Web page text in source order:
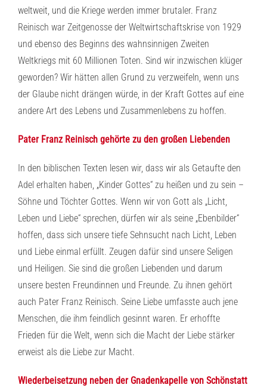
weltweit, und die Kriege werden immer brutaler. Franz
Reinisch war Zeitgenosse der Weltwirtschaftskrise von 1929
und ebenso des Beginns des wahnsinnigen Zweiten
Weltkriegs mit 60 Millionen Toten. Sind wir inzwischen klüger
geworden? Wir hätten allen Grund zu verzweifeln, wenn uns
der Glaube nicht drängen würde, in der Kraft Gottes auf eine
andere Art des Lebens und Zusammenlebens zu hoffen.
Pater Franz Reinisch gehörte zu den großen Liebenden
In den biblischen Texten lesen wir, dass wir als Getaufte den
Adel erhalten haben, „Kinder Gottes“ zu heißen und zu sein –
Söhne und Töchter Gottes. Wenn wir von Gott als „Licht,
Leben und Liebe“ sprechen, dürfen wir als seine „Ebenbilder“
hoffen, dass sich unsere tiefe Sehnsucht nach Licht, Leben
und Liebe einmal erfüllt. Zeugen dafür sind unsere Seligen
und Heiligen. Sie sind die großen Liebenden und darum
unsere besten Freundinnen und Freunde. Zu ihnen gehört
auch Pater Franz Reinisch. Seine Liebe umfasste auch jene
Menschen, die ihm feindlich gesinnt waren. Er erhoffte
Frieden für die Welt, wenn sich die Macht der Liebe stärker
erweist als die Liebe zur Macht.
Wiederbeisetzung neben der Gnadenkapelle von Schönstatt